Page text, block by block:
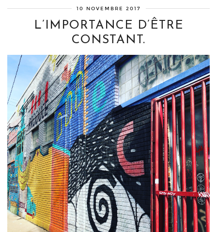
10 NOVEMBRE 2017
L’IMPORTANCE D’ÊTRE
CONSTANT.